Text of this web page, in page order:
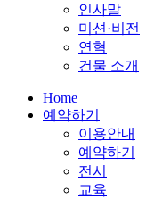
인사말
미션·비전
연혁
건물 소개
Home
예약하기
이용안내
예약하기
전시
교육